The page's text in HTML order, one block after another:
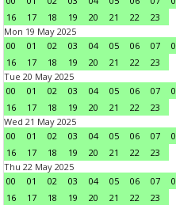
16
17 18 19 20 21 22
23
Mon 19 May 2025
00
01 02 03 04 05 06 07
16
17 18 19 20 21 22
23
Tue 20 May 2025
00
01 02 03 04 05 06 07
16
17 18 19 20 21 22
23
Wed 21 May 2025
00
01 02 03 04 05 06 07
16
17 18 19 20 21 22
23
Thu 22 May 2025
00
01 02 03 04 05 06 07
16
17 18 19 20 21 22
23